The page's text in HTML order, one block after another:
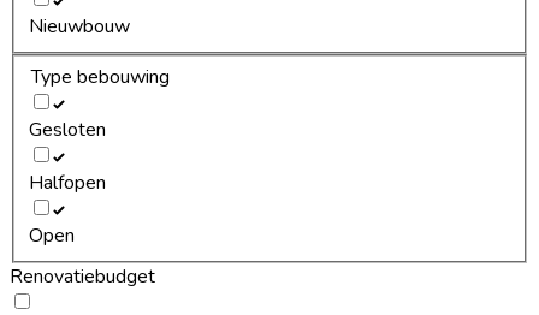
Nieuwbouw
Type bebouwing
Gesloten
Halfopen
Open
Renovatiebudget